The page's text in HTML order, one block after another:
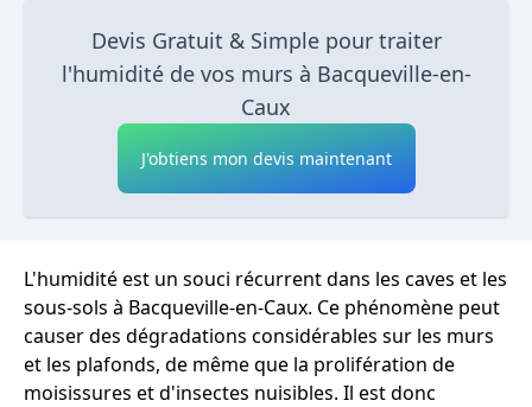
Devis Gratuit & Simple pour traiter
l'humidité de vos murs à Bacqueville-en-
Caux
J'obtiens mon devis maintenant
L'humidité est un souci récurrent dans les caves et les
sous-sols à Bacqueville-en-Caux. Ce phénomène peut
causer des dégradations considérables sur les murs
et les plafonds, de même que la prolifération de
moisissures et d'insectes nuisibles. Il est donc